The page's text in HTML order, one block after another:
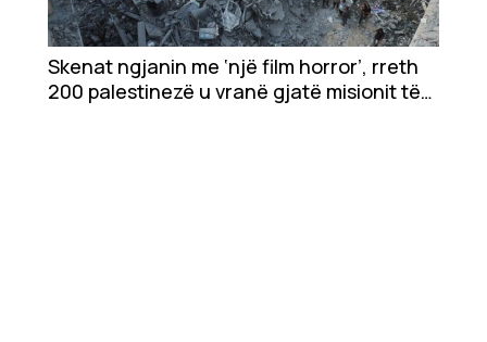
Skenat ngjanin me ‘një film horror’, rreth
200 palestinezë u vranë gjatë misionit të